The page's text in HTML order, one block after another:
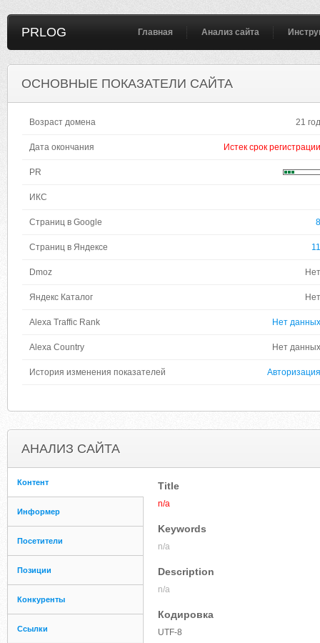
PRLOG Главная Анализ сайта
ОСНОВНЫЕ ПОКАЗАТЕЛИ САЙТА
Возраст домена 21 год
Дата окончания Истек срок регистрации
PR
ИКС
Страниц в Google 8
Страниц в Яндексе 11
Dmoz Нет
Яндекс Каталог Нет
Alexa Traffic Rank Нет данных
Alexa Country Нет данных
История изменения показателей Авторизация
АНАЛИЗ САЙТА
Контент
Информер
Посетители
Позиции
Конкуренты
Ссылки
Title
n/a
Keywords
n/a
Description
n/a
Кодировка
UTF-8